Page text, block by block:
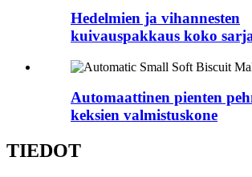
Hedelmien ja vihannesten
kuivauspakkaus koko
Automaattinen pienten
keksien valmistuskone
TIEDOT